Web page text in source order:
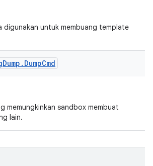
digunakan untuk membuang template
Dump . DumpCmd
memungkinkan sandbox membuat
lain.